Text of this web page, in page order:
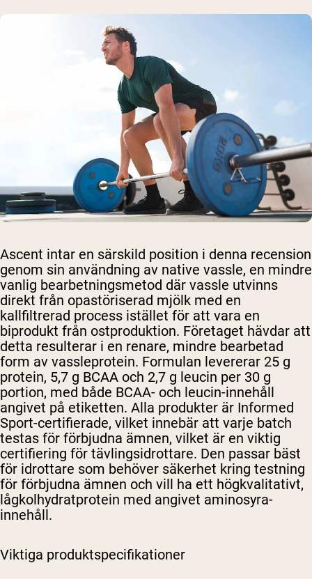
Ascent intar en särskild position i denna recension
genom sin användning av native vassle, en mindre
vanlig bearbetningsmetod där vassle utvinns
direkt från opastöriserad mjölk med en
kallfiltrerad process istället för att vara en
biprodukt från ostproduktion. Företaget hävdar att
detta resulterar i en renare, mindre bearbetad
form av vassleprotein. Formulan levererar 25 g
protein, 5,7 g BCAA och 2,7 g leucin per 30 g
portion, med både BCAA- och leucin-innehåll
angivet på etiketten. Alla produkter är Informed
Sport-certifierade, vilket innebär att varje batch
testas för förbjudna ämnen, vilket är en viktig
certifiering för tävlingsidrottare. Den passar bäst
för idrottare som behöver säkerhet kring testning
för förbjudna ämnen och vill ha ett högkvalitativt,
lågkolhydratprotein med angivet aminosyra-
innehåll.
Viktiga produktspecifikationer